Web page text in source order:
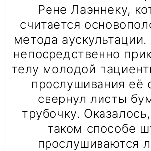
Рене Лаэннеку,
считается
метода
непосредственно
телу молодой
прослушивания её
свернул листы
трубочку.
таком способе
прослушиваются